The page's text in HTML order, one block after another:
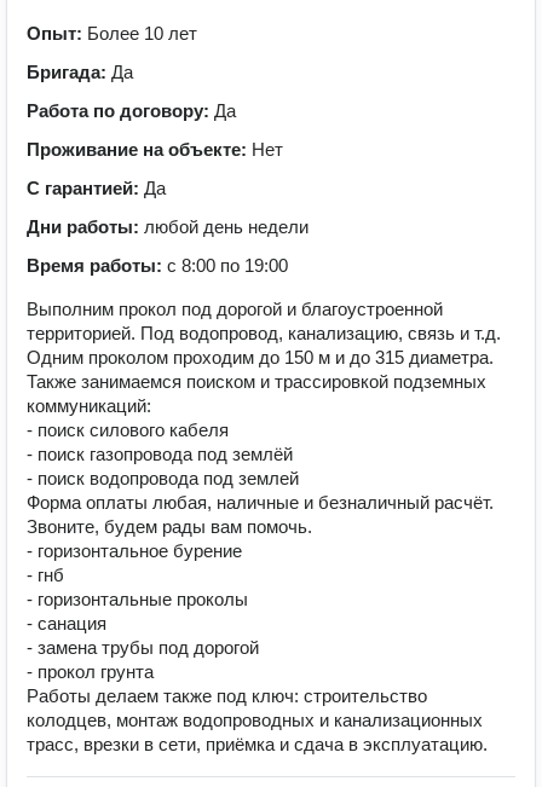
Опыт: Более 10 лет
Бригада: Да
Работа по договору: Да
Проживание на объекте: Нет
С гарантией: Да
Дни работы: любой день недели
Время работы: с 8:00 по 19:00
Выполним прокол под дорогой и благоустроенной
территорией. Под водопровод, канализацию, связь и т.д.
Одним проколом проходим до 150 м и до 315 диаметра.
Также занимаемся поиском и трассировкой подземных
коммуникаций:
- поиск силового кабеля
- поиск газопровода под землёй
- поиск водопровода под землей
Форма оплаты любая, наличные и безналичный расчёт.
Звоните, будем рады вам помочь.
- горизонтальное бурение
- гнб
- горизонтальные проколы
- санация
- замена трубы под дорогой
- прокол грунта
Работы делаем также под ключ: строительство
колодцев, монтаж водопроводных и канализационных
трасс, врезки в сети, приёмка и сдача в эксплуатацию.